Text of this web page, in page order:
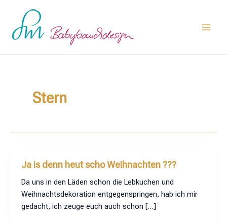
springen
Stern
Ja is denn heut scho Weihnachten ???
Da uns in den Läden schon die Lebkuchen und
Weihnachtsdekoration entgegenspringen, hab ich mir
gedacht, ich zeuge euch auch schon […]